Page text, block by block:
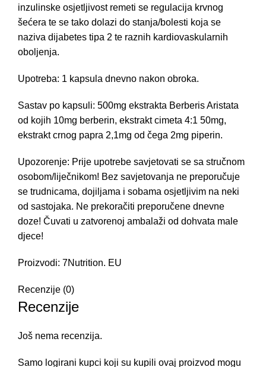
inzulinske osjetljivost remeti se regulacija krvnog
šećera te se tako dolazi do stanja/bolesti koja se
naziva dijabetes tipa 2 te raznih kardiovaskularnih
oboljenja.
Upotreba: 1 kapsula dnevno nakon obroka.
Sastav po kapsuli: 500mg ekstrakta Berberis Aristata
od kojih 10mg berberin, ekstrakt cimeta 4:1 50mg,
ekstrakt crnog papra 2,1mg od čega 2mg piperin.
Upozorenje: Prije upotrebe savjetovati se sa stručnom
osobom/liječnikom! Bez savjetovanja ne preporučuje
se trudnicama, dojiljama i sobama osjetljivim na neki
od sastojaka. Ne prekoračiti preporučene dnevne
doze! Čuvati u zatvorenoj ambalaži od dohvata male
djece!
Proizvodi: 7Nutrition. EU
Recenzije (0)
Recenzije
Još nema recenzija.
Samo logirani kupci koji su kupili ovaj proizvod mogu